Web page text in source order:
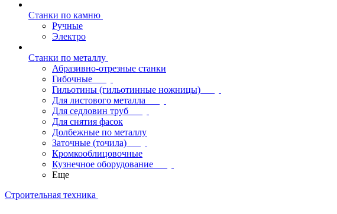
Станки по камню
Ручные
Электро
Станки по металлу
Абразивно-отрезные станки
Гибочные
Гильотины (гильотинные ножницы)
Для листового металла
Для седловин труб
Для снятия фасок
Долбежные по металлу
Заточные (точила)
Кромкооблицовочные
Кузнечное оборудование
Еще
Строительная техника